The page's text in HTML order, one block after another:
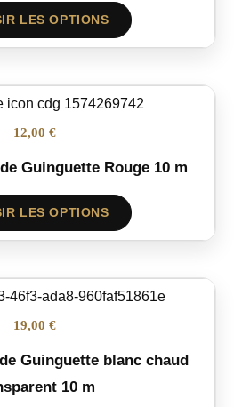
LES OPTIONS
12,00 €
Guinguette Rouge 10 m
LES OPTIONS
19,00 €
Guinguette blanc chaud
10 m